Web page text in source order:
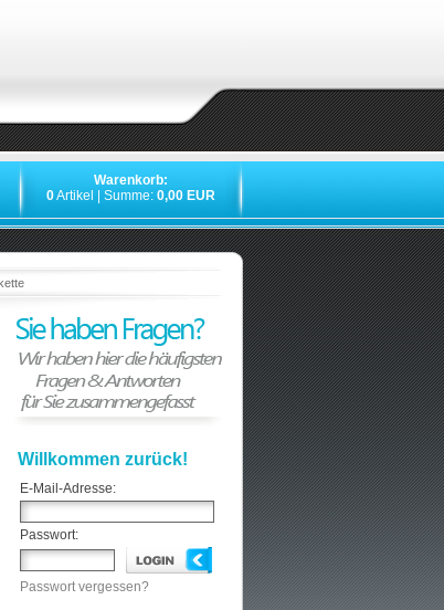
Warenkorb:
0Artikel | Summe: 0,00 EUR
Willkommen zurück!
E-Mail-Adresse:
Passwort:
Passwort vergessen?